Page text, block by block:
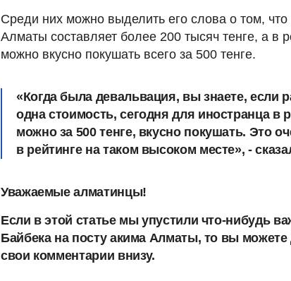
Среди них можно выделить его слова о том, что
Алматы составляет более 200 тысяч тенге, а в
можно вкусно покушать всего за 500 тенге.
«Когда была девальвация, вы знаете, если
одна стоимость, сегодня для иностранца в
можно за 500 тенге, вкусно покушать. Это
в рейтинге на таком высоком месте», -
Уважаемые алматинцы!
Если в этой статье мы упустили что-нибудь
Байбека на посту акима Алматы, то вы можете
свои комментарии внизу.